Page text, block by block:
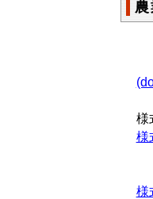
様
様